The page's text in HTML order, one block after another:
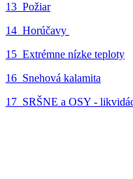
13_Požiar
14_Horúčavy
15_Extrémne nízke teploty
16_Snehová kalamita
17_SRŠNE a OSY -